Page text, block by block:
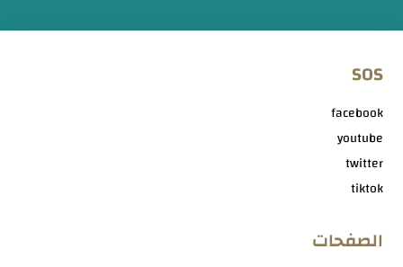
الصفحات
SOS
facebook
youtube
twitter
tiktok